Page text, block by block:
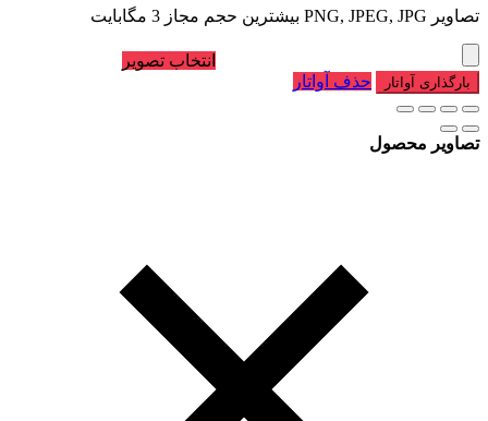
تصاویر PNG, JPEG, JPG بیشترین حجم مجاز 3 مگابایت
انتخاب تصویر
بارگذاری آواتار حذف آواتار
تصاویر محصول